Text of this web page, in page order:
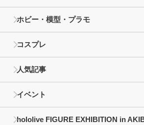
ホビー・模型・プラモ
コスプレ
人気記事
イベント
hololive FIGURE EXHIBITION in